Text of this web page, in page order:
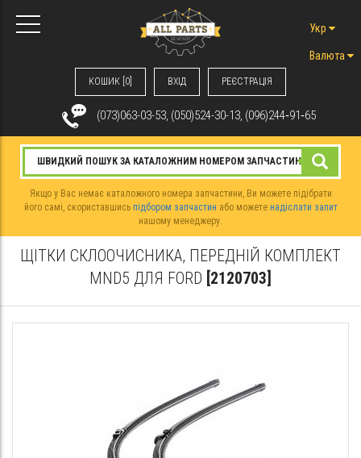
КОШИК [0] ВХIД РЕЄСТРАЦІЯ
Укр
Валюта
(073)063-03-53, (050)524-30-13, (096)244‑91‑65
Якщо у Вас немає каталожного номера запчастини, Ви можете підібрати
його самі, скориставшись підбором запчастин або можете надіслати запит
нашому менеджеру.
ЩІТКИ СКЛООЧИСНИКА, ПЕРЕДНІЙ КОМПЛЕКТ
MND5 ДЛЯ FORD [2120703]